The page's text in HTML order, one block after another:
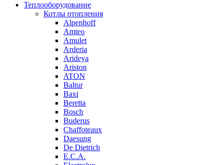
Теплооборудование
Котлы отопления
Alpenhoff
Amteo
Amulet
Arderia
Arideya
Ariston
ATON
Baltur
Baxi
Beretta
Bosch
Buderus
Chaffoteaux
Daesung
De Dietrich
E.C.A.